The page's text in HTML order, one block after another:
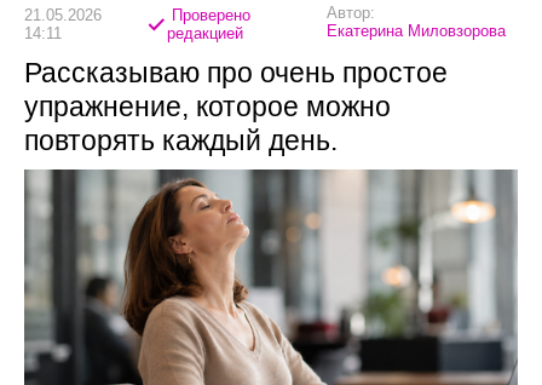
21.05.2026
14:11
Проверено
редакцией
Автор:
Екатерина Миловзорова
Рассказываю про очень простое
упражнение, которое можно
повторять каждый день.